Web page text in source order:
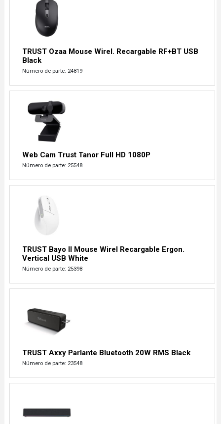
TRUST Ozaa Mouse Wirel. Recargable RF+BT USB
Black
Número de parte: 24819
Web Cam Trust Tanor Full HD 1080P
Número de parte: 25548
TRUST Bayo II Mouse Wirel Recargable Ergon.
Vertical USB White
Número de parte: 25398
TRUST Axxy Parlante Bluetooth 20W RMS Black
Número de parte: 23548